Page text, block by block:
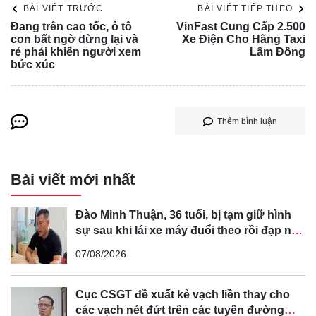
hình hiển thị hình ảnh gặp trục trặc, lái xe sẽ hoàn toàn mất
khả năng quan sát phía sau, dẫn đến nguy cơ mất an toàn
cao.
Bất chấp những lo ngại về tính an toàn, Polestar - thương
mảng kính lớn, Polestar 4 sở hữu kiểu dáng đẹp mắt hơn
và không gian nội thất rộng rãi hơn.
g gian
nội
thất
BÀI VIẾT TRƯỚC
Đang trên cao tốc, ô tô
con bất ngờ dừng lại và
rẻ phải khiến người xem
bức xúc
BÀI VIẾT TIẾP THEO
VinFast Cung Cấp 2.500
Xe Điện Cho Hãng Taxi
Lâm Đồng
Thêm bình luận
Bài viết mới nhất
Đào Minh Thuận, 36 tuổi, bị tạm giữ hình
sự sau khi lái xe máy đuổi theo rồi đạp ngã
07/08/2026
Cục CSGT đề xuất kẻ vạch liền thay cho
các vạch nét đứt trên các tuyến đường